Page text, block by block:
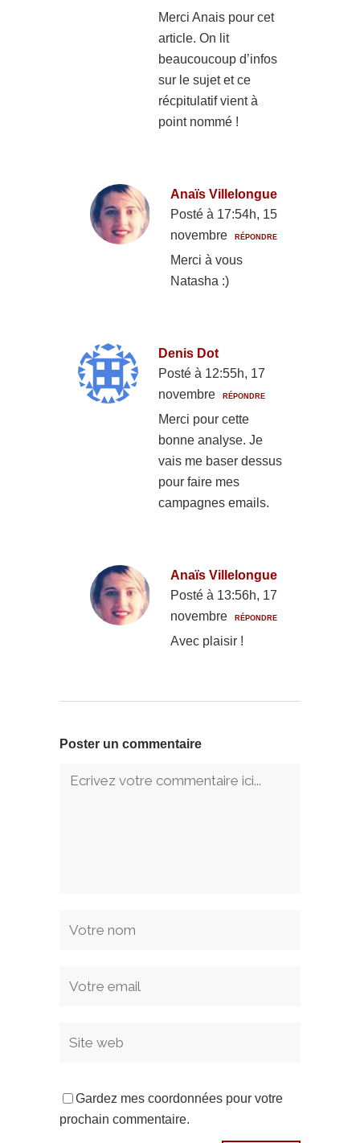
Merci Anais pour cet
article. On lit
beaucoucoup d’infos
sur le sujet et ce
récpitulatif vient à
point nommé !
Anaïs Villelongue
Posté à 17:54h, 15
novembre
RÉPONDRE
Merci à vous
Natasha :)
Denis Dot
Posté à 12:55h, 17
novembre
RÉPONDRE
Merci pour cette
bonne analyse. Je
vais me baser dessus
pour faire mes
campagnes emails.
Anaïs Villelongue
Posté à 13:56h, 17
novembre
RÉPONDRE
Avec plaisir !
Poster un commentaire
Gardez mes coordonnées pour votre
prochain commentaire.